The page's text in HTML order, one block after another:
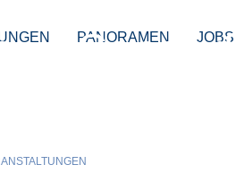
PANORAMEN JOBS
-